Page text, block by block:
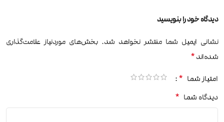
دیدگاه خود را بنویسید
نشانی ایمیل شما منتشر نخواهد شد. بخش‌های موردنیاز علامت‌گذاری
شده‌اند*
امتیاز شما *
دیدگاه شما *